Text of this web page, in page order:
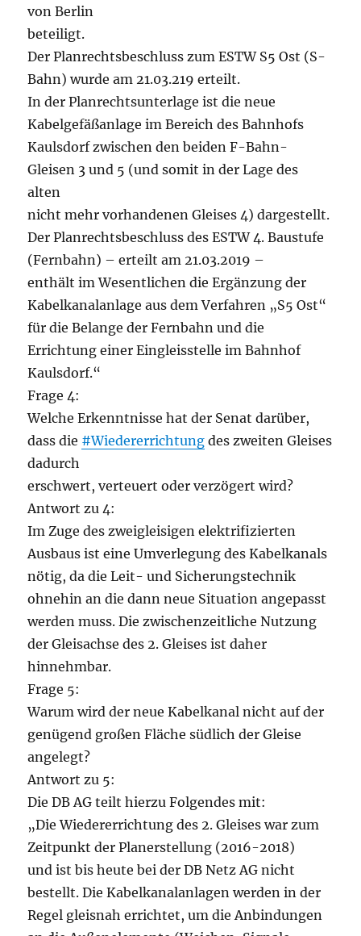
von Berlin
beteiligt.
Der Planrechtsbeschluss zum ESTW S5 Ost (S-
Bahn) wurde am 21.03.219 erteilt.
In der Planrechtsunterlage ist die neue
Kabelgefäßanlage im Bereich des Bahnhofs
Kaulsdorf zwischen den beiden F-Bahn-
Gleisen 3 und 5 (und somit in der Lage des
alten
nicht mehr vorhandenen Gleises 4) dargestellt.
Der Planrechtsbeschluss des ESTW 4. Baustufe
(Fernbahn) – erteilt am 21.03.2019 –
enthält im Wesentlichen die Ergänzung der
Kabelkanalanlage aus dem Verfahren „S5 Ost“
für die Belange der Fernbahn und die
Errichtung einer Eingleisstelle im Bahnhof
Kaulsdorf.“
Frage 4:
Welche Erkenntnisse hat der Senat darüber,
dass die #Wiedererrichtung des zweiten Gleises
dadurch
erschwert, verteuert oder verzögert wird?
Antwort zu 4:
Im Zuge des zweigleisigen elektrifizierten
Ausbaus ist eine Umverlegung des Kabelkanals
nötig, da die Leit- und Sicherungstechnik
ohnehin an die dann neue Situation angepasst
werden muss. Die zwischenzeitliche Nutzung
der Gleisachse des 2. Gleises ist daher
hinnehmbar.
Frage 5:
Warum wird der neue Kabelkanal nicht auf der
genügend großen Fläche südlich der Gleise
angelegt?
Antwort zu 5:
Die DB AG teilt hierzu Folgendes mit:
„Die Wiedererrichtung des 2. Gleises war zum
Zeitpunkt der Planerstellung (2016-2018)
und ist bis heute bei der DB Netz AG nicht
bestellt. Die Kabelkanalanlagen werden in der
Regel gleisnah errichtet, um die Anbindungen